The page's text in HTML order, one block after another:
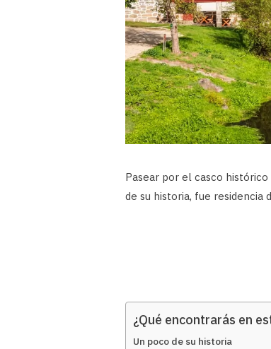
Pasear por el casco
de su historia, fue residencia
¿Qué encontrarás en
Un poco de su historia